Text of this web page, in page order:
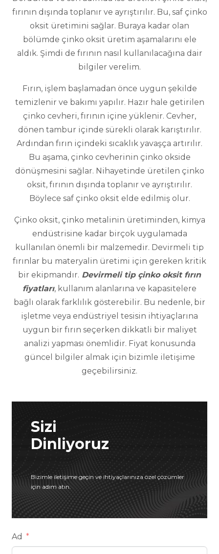
fırının dışında toplanır ve ayrıştırılır. Bu, saf çinko
oksit üretimini sağlar. Buraya kadar olan
bölümde çinko oksit üretim aşamalarını ele
aldık. Şimdi de fırının nasıl kullanılacağına dair
bilgiler verelim.
Fırın, işlem başlamadan önce uygun şekilde
temizlenir ve bakımı yapılır. Hazır hale getirilen
çinko cevheri, fırının içine yüklenir. Cevher,
dönen tambur içinde sürekli olarak karıştırılır.
Ardından fırın içindeki sıcaklık yavaşça artırılır.
Bu aşama, çinko cevherinin çinko okside
dönüşmesini sağlar. Nihayetinde üretilen çinko
oksit, fırının dışında toplanır ve ayrıştırılır.
Böylece saf çinko oksit elde edilmiş olur.
Çinko oksit, çinko metalinin üretiminden, kimya
endüstrisine kadar birçok uygulamada
kullanılan önemli bir malzemedir. Devirmeli tip
fırınlar bu materyalin üretimi için gereken kritik
bir ekipmandır. Devirmeli tip çinko oksit fırın
fiyatları, kullanım alanlarına ve kapasitelere
bağlı olarak farklılık gösterebilir. Bu nedenle, bir
işletme veya endüstriyel tesisin ihtiyaçlarına
uygun bir fırın seçerken dikkatli bir maliyet
analizi yapması önemlidir. Fiyat konusunda
güncel bilgiler almak için bizimle iletişime
geçebilirsiniz.
Sizi
Dinliyoruz
Bizimle iletişime geçin ve ihtiyaçlarınıza özel çözümler
için adım atın.
Ad